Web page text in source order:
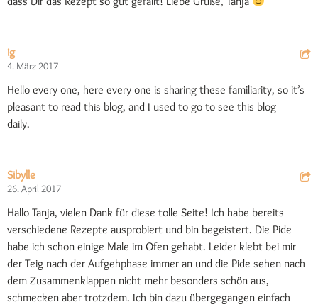
ig
4. März 2017
Hello every one, here every one is sharing these familiarity, so it’s
pleasant to read this blog, and I used to go to see this blog
daily.
Sibylle
26. April 2017
Hallo Tanja, vielen Dank für diese tolle Seite! Ich habe bereits
verschiedene Rezepte ausprobiert und bin begeistert. Die Pide
habe ich schon einige Male im Ofen gehabt. Leider klebt bei mir
der Teig nach der Aufgehphase immer an und die Pide sehen nach
dem Zusammenklappen nicht mehr besonders schön aus,
schmecken aber trotzdem. Ich bin dazu übergegangen einfach